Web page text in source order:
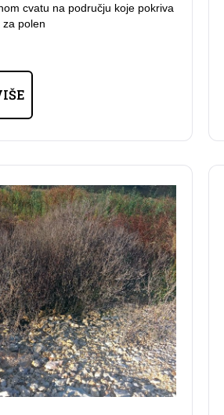
cvatu na području koje pokriva
za polen